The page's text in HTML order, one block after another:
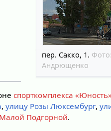
пер. Сакко, 1. Фото:
Андрющенко
спорткомплекса «Юность»
,улицу Розы Люксембург,
Подгорной.